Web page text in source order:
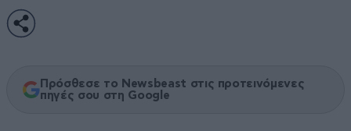
Πρόσθεσε το Newsbeast στις προτεινόμενες
πηγές σου στη Google